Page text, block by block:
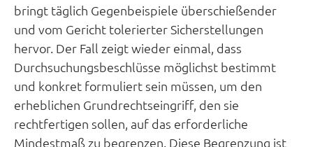
bringt täglich Gegenbeispiele überschießender
und vom Gericht tolerierter Sicherstellungen
hervor. Der Fall zeigt wieder einmal, dass
Durchsuchungsbeschlüsse möglichst bestimmt
und konkret formuliert sein müssen, um den
erheblichen Grundrechtseingriff, den sie
rechtfertigen sollen, auf das erforderliche
Mindestmaß zu begrenzen. Diese Begrenzung ist